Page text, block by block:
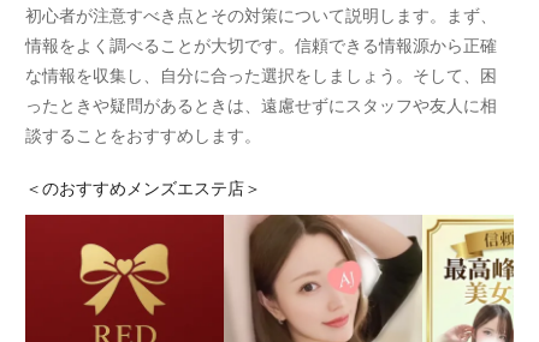
初心者が注意すべき点とその対策について説明します。まず、
情報をよく調べることが大切です。信頼できる情報源から正確
な情報を収集し、自分に合った選択をしましょう。そして、困
ったときや疑問があるときは、遠慮せずにスタッフや友人に相
談することをおすすめします。
＜のおすすめメンズエステ店＞